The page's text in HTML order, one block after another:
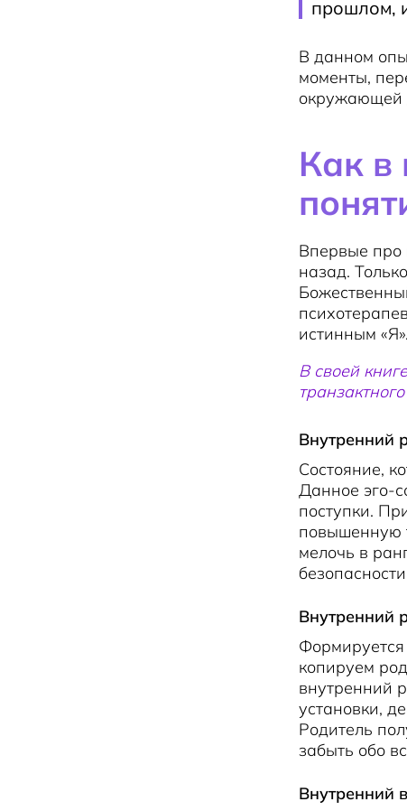
прошлом,
В данном
моменты,
окружающей
Как в
Впервые про
назад.
истинным «Я».
В своей
Внутренний
Cостояние,
Данное эго-
поступки.
повышенную
мелочь в
Внутренний
копируем
внутренний
установки,
Родитель
забыть обо
Внутренний